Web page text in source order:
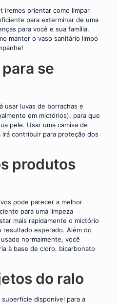
iremos orientar como limpar
para exterminar de uma
para você e sua família.
manter o vaso sanitário limpo
se
usar luvas de borrachas e
em mictórios), para que
pele. Usar uma camisa de
irá contribuir para proteção dos
produtos
pode parecer a melhor
para uma limpeza
mais rapidamente o mictório
resultado esperado. Além do
normalmente, você
à base de cloro, bicarbonato
do ralo
disponível para a